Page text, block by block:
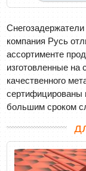
компания Русь
ассортименте
изготовленные на
качественного
сертифицированы
большим сроком